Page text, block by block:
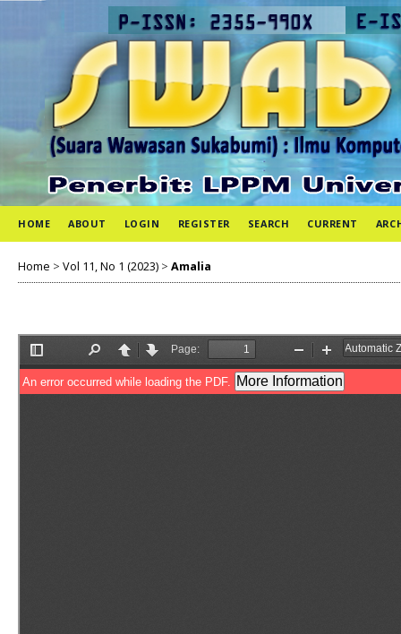
HOME ABOUT LOGIN REGISTER SEARCH CURRENT
Home > Vol 11, No 1 (2023) > Amalia